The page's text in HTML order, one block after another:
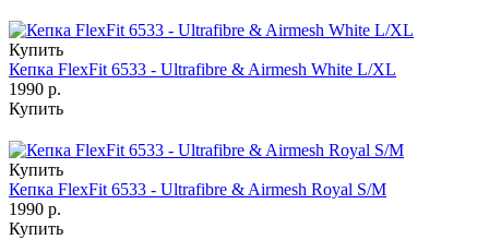
Купить
Кепка FlexFit 6533 - Ultrafibre & Airmesh White L/XL
1990 р.
Купить
Купить
Кепка FlexFit 6533 - Ultrafibre & Airmesh Royal S/M
1990 р.
Купить